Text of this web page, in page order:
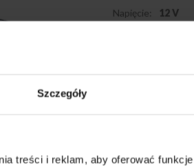
Szczegóły
treści i reklam, aby oferować
Napięcie:
12 V